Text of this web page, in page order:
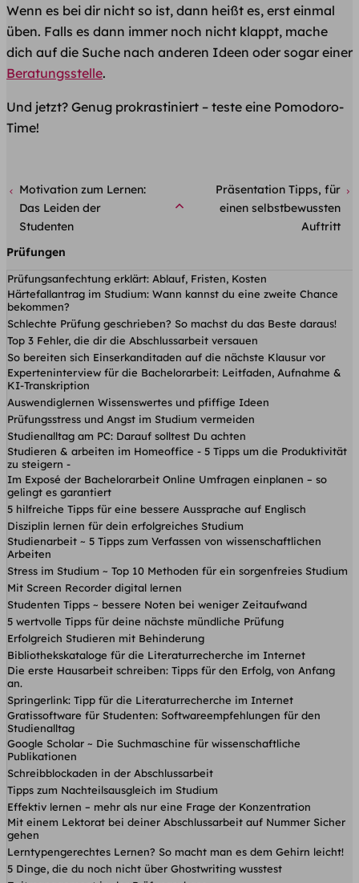
Wenn es bei dir nicht so ist, dann heißt es, erst einmal
üben. Falls es dann immer noch nicht klappt, mache
dich auf die Suche nach anderen Ideen oder sogar einer
Beratungsstelle.
Und jetzt? Genug prokrastiniert – teste eine Pomodoro-
Time!
Motivation zum Lernen:
Das Leiden der
Studenten
Präsentation Tipps, für
einen selbstbewussten
Auftritt
Prüfungen
Prüfungsanfechtung erklärt: Ablauf, Fristen, Kosten
Härtefallantrag im Studium: Wann kannst du eine zweite Chance
bekommen?
Schlechte Prüfung geschrieben? So machst du das Beste daraus!
Top 3 Fehler, die dir die Abschlussarbeit versauen
So bereiten sich Einserkanditaden auf die nächste Klausur vor
Experteninterview für die Bachelorarbeit: Leitfaden, Aufnahme &
KI-Transkription
Auswendiglernen Wissenswertes und pfiffige Ideen
Prüfungsstress und Angst im Studium vermeiden
Studienalltag am PC: Darauf solltest Du achten
Studieren & arbeiten im Homeoffice - 5 Tipps um die Produktivität
zu steigern -
Im Exposé der Bachelorarbeit Online Umfragen einplanen – so
gelingt es garantiert
5 hilfreiche Tipps für eine bessere Aussprache auf Englisch
Disziplin lernen für dein erfolgreiches Studium
Studienarbeit ~ 5 Tipps zum Verfassen von wissenschaftlichen
Arbeiten
Stress im Studium ~ Top 10 Methoden für ein sorgenfreies Studium
Mit Screen Recorder digital lernen
Studenten Tipps ~ bessere Noten bei weniger Zeitaufwand
5 wertvolle Tipps für deine nächste mündliche Prüfung
Erfolgreich Studieren mit Behinderung
Bibliothekskataloge für die Literaturrecherche im Internet
Die erste Hausarbeit schreiben: Tipps für den Erfolg, von Anfang
an.
Springerlink: Tipp für die Literaturrecherche im Internet
Gratissoftware für Studenten: Softwareempfehlungen für den
Studienalltag
Google Scholar ~ Die Suchmaschine für wissenschaftliche
Publikationen
Schreibblockaden in der Abschlussarbeit
Tipps zum Nachteilsausgleich im Studium
Effektiv lernen – mehr als nur eine Frage der Konzentration
Mit einem Lektorat bei deiner Abschlussarbeit auf Nummer Sicher
gehen
Lerntypengerechtes Lernen? So macht man es dem Gehirn leicht!
5 Dinge, die du noch nicht über Ghostwriting wusstest